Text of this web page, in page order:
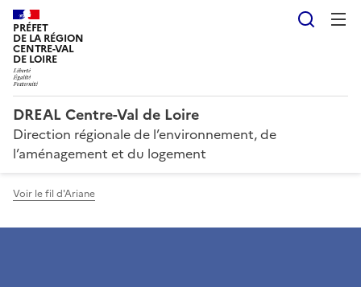
PRÉFET
DE LA RÉGION
CENTRE-VAL
DE LOIRE
DREAL Centre-Val de Loire
Direction régionale de l’environnement, de
l’aménagement et du logement
Voir le fil d'Ariane